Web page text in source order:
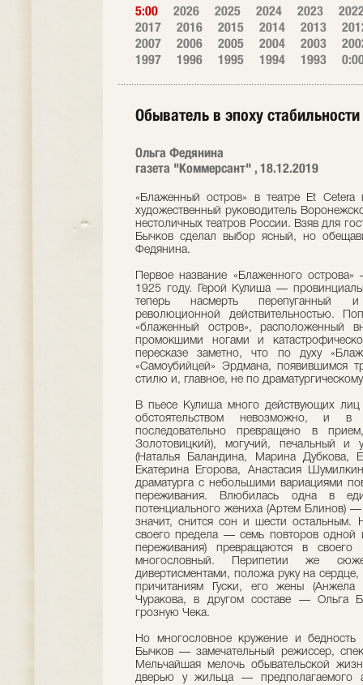
5:00 2026 2025 2024 2023
2017
2016 2015 2014 2013
2007
2006 2005 2004 2003
1997
1996 1995 1994 1993
Обыватель в эпоху стабильности
Ольга Федянина
газета "Коммерсант" , 18.12.2019
«Блаженный остров» в театре Et
художественный руководитель
нестоличных театров России. Взяв для
Бычков сделал выбор ясный, но
Федянина.
Первое название «Блаженного
1925 году. Герой Кулиша —
теперь насмерть перепуганный и
революционной действительностью.
«блаженный остров», расположенный
промокшими ногами и
пересказе заметно, что по духу
«Самоубийцей» Эрдмана, появившимся
стилю и, главное, не по драматургическому
В пьесе Кулиша много действующих
обстоятельством невозможно, и
последовательно превращено в
Золотовицкий), могучий, печальный
(Наталья Баландина, Марина Дубкова,
Екатерина Егорова, Анастасия
драматурга с небольшими вариациями
переживания. Влюбилась одна в
потенциального жениха (Артем Блинов)
значит, снится сон и шести
своего предела — семь повторов
переживания) превращаются в своего
многословный. Перипетии же
дивертисментами, положа руку на
причитаниям Гуски, его жены
Чуракова, в другом составе — Ольга
грозную Чека.
Но многословное кружение и
Бычков — замечательный режиссер,
Мельчайшая мелочь обывательской
дверью у жильца — предполагаемого